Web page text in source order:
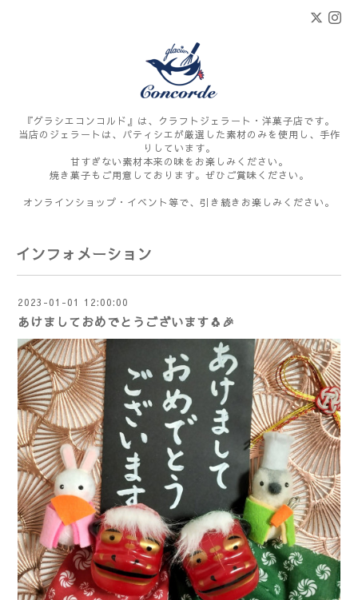
『グラシエコンコルド』は、クラフトジェラート・洋菓子店です。
当店のジェラートは、パティシエが厳選した素材のみを使用し、手作
りしています。
甘すぎない素材本来の味をお楽しみください。
焼き菓子もご用意しております。ぜひご賞味ください。
オンラインショップ・イベント等で、引き続きお楽しみください。
インフォメーション
2023-01-01 12:00:00
あけましておめでとうございます🐧🎉